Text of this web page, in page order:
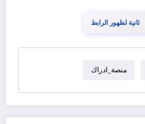
ثانية لظهور الرابط
منصة_ادراك